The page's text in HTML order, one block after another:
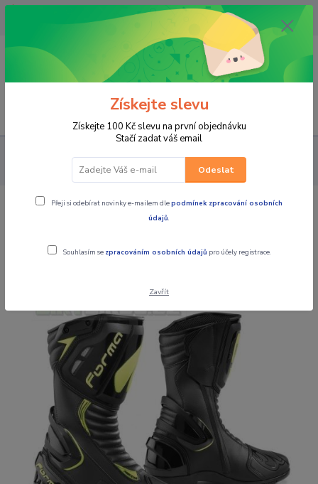
OPAVA 733537099/HLUČÍN
734541648/OLOMOUC 734593593
0,00 CZK
PRO JEZDCE BOTY SILNIČNÍ/SPORTOVNÍ
Moto boty
FORMA FRECCIA černo/žluté fluo
Moto boty FORMA FRECCIA černo/
Získejte slevu
Získejte 100 Kč slevu na první objednávku
Stačí zadat váš email
Odeslat
Přeji si odebírat novinky e-mailem dlepodmínek zpracování osobních
údajů.
Souhlasím se zpracováním osobních údajů pro účely registrace.
Zavřít